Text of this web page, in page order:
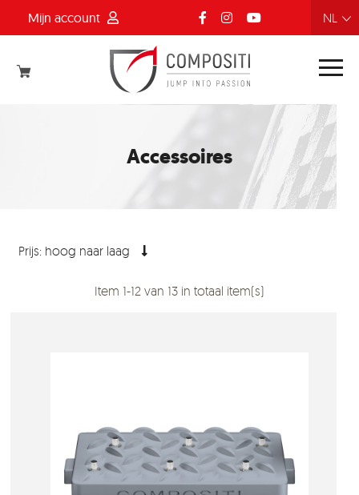
FR
NL
EN
DE
Mijn account
Accessoires
Prijs: hoog naar laag
Item 1-12 van 13 in totaal item(s)